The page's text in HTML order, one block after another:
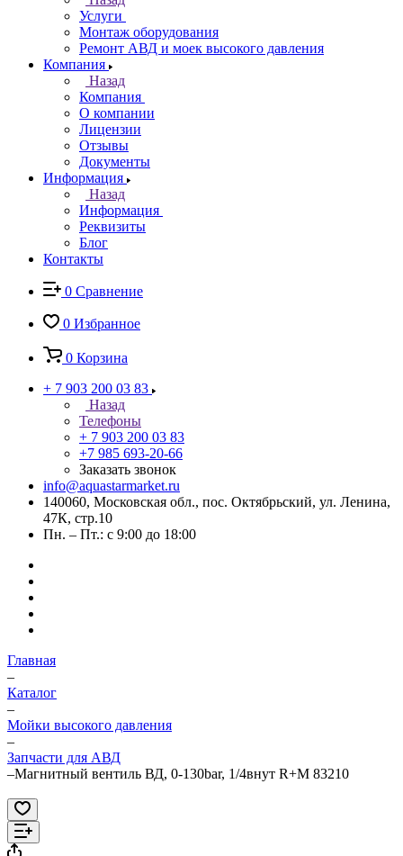
Услуги
Монтаж оборудования
Ремонт АВД и моек высокого давления
Компания
Назад
Компания
О компании
Лицензии
Отзывы
Документы
Информация
Назад
Информация
Реквизиты
Блог
Контакты
0 Сравнение
0 Избранное
0 Корзина
+ 7 903 200 03 83
Назад
Телефоны
+ 7 903 200 03 83
+7 985 693-20-66
Заказать звонок
info@aquastarmarket.ru
140060, Московская обл., пос. Октябрьский, ул. Ленина,
47К, стр.10
Пн. – Пт.: с 9:00 до 18:00
Главная
–
Каталог
–
Мойки высокого давления
–
Запчасти для АВД
–Магнитный вентиль ВД, 0-130bar, 1/4внут R+M 83210